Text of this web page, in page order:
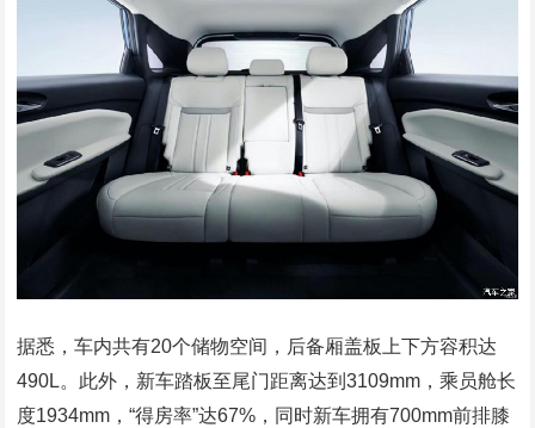
据悉，车内共有20个储物空间，后备厢盖板上下方容积达
490L。此外，新车踏板至尾门距离达到3109mm，乘员舱长
度1934mm，“得房率”达67%，同时新车拥有700mm前排膝